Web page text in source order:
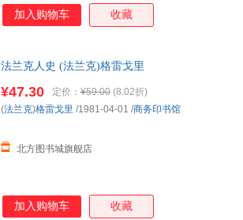
加入购物车 收藏
法兰克人史 (法兰克)格雷戈里
¥47.30 定价： ¥59.00 (8.02折)
北方图书城旗舰店
(法兰克)格雷戈里 /1981-04-01 /商务印书馆
加入购物车 收藏